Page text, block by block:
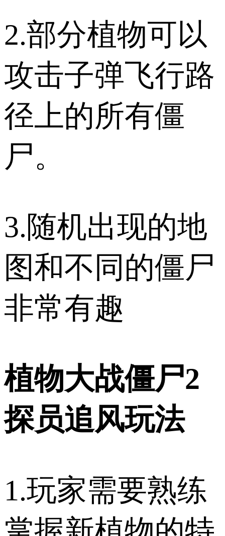
2.部分植物可以
攻击子弹飞行路
径上的所有僵
尸。
3.随机出现的地
图和不同的僵尸
非常有趣
植物大战僵尸2
探员追风玩法
1.玩家需要熟练